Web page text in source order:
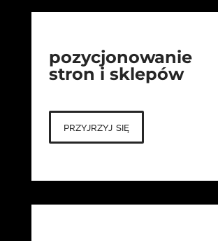
pozycjonowanie
stron i sklepów
przyjrzyj się